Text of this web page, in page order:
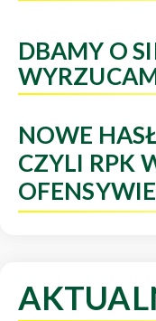
DBAMY O
NOWE
CZYLI RPK